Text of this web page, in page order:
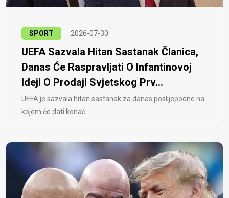
SPORT 2026-07-30
UEFA Sazvala Hitan Sastanak Članica,
Danas Će Raspravljati O Infantinovoj
Ideji O Prodaji Svjetskog Prv...
UEFA je sazvala hitan sastanak za danas poslijepodne na
kojem će dati konač..